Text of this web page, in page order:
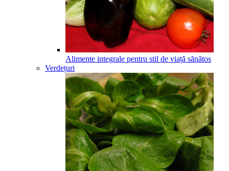
Alimente integrale pentru stil de viață sănătos
Verdețuri